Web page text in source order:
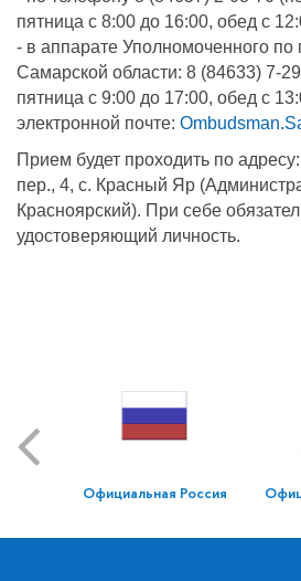
пятница с 8:00 до 16:00, обед с
- в аппарате Уполномоченного по
Самарской области: 8 (84633) 7-
пятница с 9:00 до 17:00, обед с
электронной почте:
Прием будет проходить по
пер., 4, с. Красный Яр
Красноярский). При себе
удостоверяющий личность.
Официальная Россия